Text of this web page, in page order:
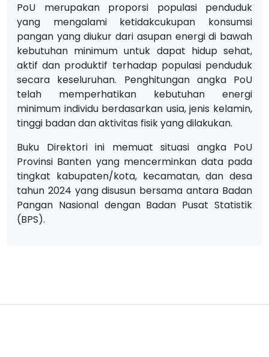
PoU merupakan proporsi populasi penduduk
yang mengalami ketidakcukupan konsumsi
pangan yang diukur dari asupan energi di bawah
kebutuhan minimum untuk dapat hidup sehat,
aktif dan produktif terhadap populasi penduduk
secara keseluruhan. Penghitungan angka PoU
telah memperhatikan kebutuhan energi
minimum individu berdasarkan usia, jenis kelamin,
tinggi badan dan aktivitas fisik yang dilakukan.
Buku Direktori ini memuat situasi angka PoU
Provinsi Banten yang mencerminkan data pada
tingkat kabupaten/kota, kecamatan, dan desa
tahun 2024 yang disusun bersama antara Badan
Pangan Nasional dengan Badan Pusat Statistik
(BPS).